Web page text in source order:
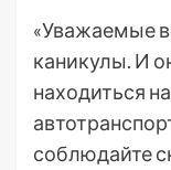
«Уважаемые
каникулы. И
находиться
соблюдайте